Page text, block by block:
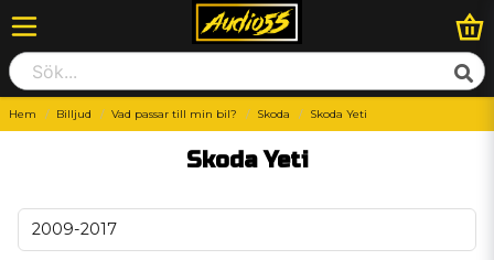
Hem Billjud Vad passar till min bil? Skoda Skoda Yeti
Skoda Yeti
2009-2017